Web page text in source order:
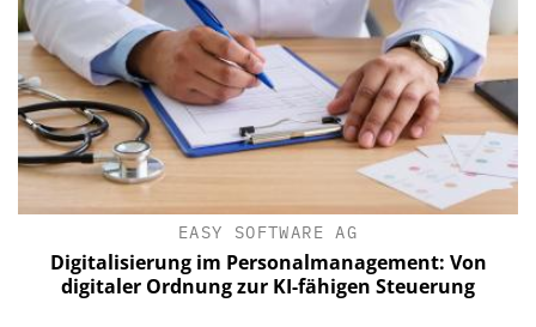
EASY SOFTWARE AG
Digitalisierung im Personalmanagement: Von
digitaler Ordnung zur KI-fähigen Steuerung